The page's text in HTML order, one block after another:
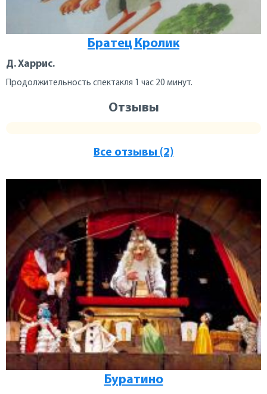
Братец Кролик
Д. Харрис.
Продолжительность спектакля 1 час 20 минут.
Отзывы
Все отзывы (2)
Буратино